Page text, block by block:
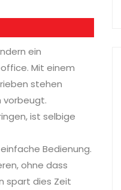
ein
Mit einem
stehen
vorbeugt.
ist selbige
Bedienung.
ohne dass
spart dies Zeit